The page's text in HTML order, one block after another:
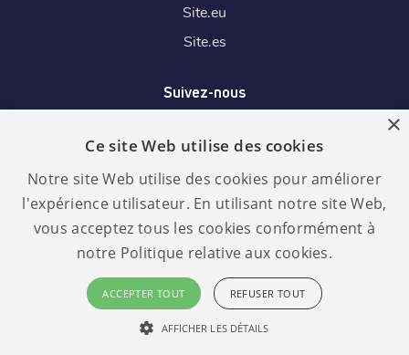
Langue :
Français
RGPD
conforme
Site.eu
Site.es
Suivez-nous
Nous acceptons
×
Ce site Web utilise des cookies
Notre site Web utilise des cookies pour améliorer
l'expérience utilisateur. En utilisant notre site Web,
vous acceptez tous les cookies conformément à
notre Politique relative aux cookies.
ACCEPTER TOUT REFUSER TOUT
AFFICHER LES DÉTAILS